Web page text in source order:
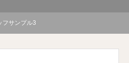
フサンプル3